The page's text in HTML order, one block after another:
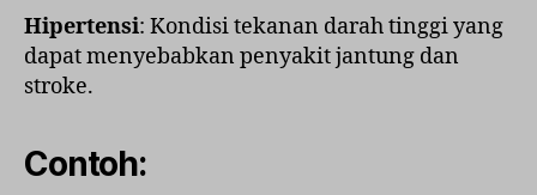
Hipertensi: Kondisi tekanan darah tinggi yang
dapat menyebabkan penyakit jantung dan
stroke.
Contoh: